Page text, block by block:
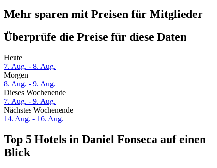
Mehr sparen mit Preisen für Mitglieder
Überprüfe die Preise für diese Daten
Heute
7. Aug. - 8. Aug.
Morgen
8. Aug. - 9. Aug.
Dieses Wochenende
7. Aug. - 9. Aug.
Nächstes Wochenende
14. Aug. - 16. Aug.
Top 5 Hotels in Daniel Fonseca auf einen
Blick